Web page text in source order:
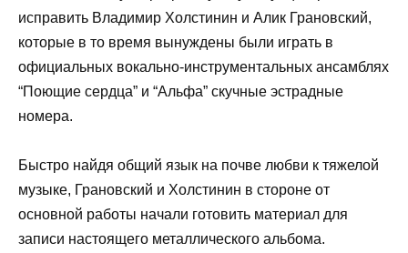
исправить Владимир Холстинин и Алик Грановский,
которые в то время вынуждены были играть в
официальных вокально-инструментальных ансамблях
“Поющие сердца” и “Альфа” скучные эстрадные
номера.
Быстро найдя общий язык на почве любви к тяжелой
музыке, Грановский и Холстинин в стороне от
основной работы начали готовить материал для
записи настоящего металлического альбома.